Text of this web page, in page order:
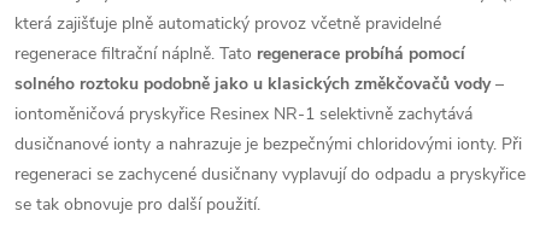
která zajišťuje plně automatický provoz včetně pravidelné
regenerace filtrační náplně. Tato regenerace probíhá pomocí
solného roztoku podobně jako u klasických změkčovačů vody–
iontoměničová pryskyřice Resinex NR-1 selektivně zachytává
dusičnanové ionty a nahrazuje je bezpečnými chloridovými ionty. Při
regeneraci se zachycené dusičnany vyplavují do odpadu a pryskyřice
se tak obnovuje pro další použití.